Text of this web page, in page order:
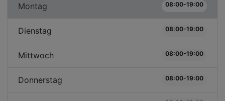
Montag 08:00-19:00
Dienstag 08:00-19:00
Mittwoch 08:00-19:00
Donnerstag 08:00-19:00